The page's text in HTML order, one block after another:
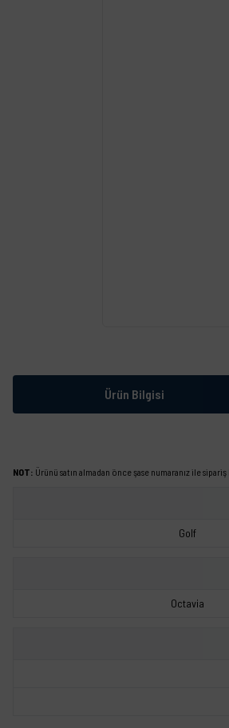
Ürün Bilgisi
NOT: Ürünü satın almadan önce şase numaranız ile
Golf
Octavia